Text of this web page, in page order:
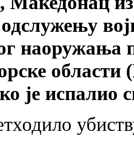
наоружања
је испалио